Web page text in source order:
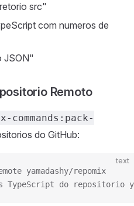
src"
com numeros de
JSON"
Remoto
commands:pack-
do GitHub:
text
yamadashy/repomix
TypeScript do repositorio